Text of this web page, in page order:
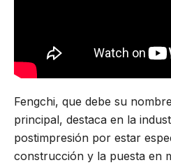
Fengchi, que debe su
principal, destaca en la
postimpresión por estar
construcción y la puesta en